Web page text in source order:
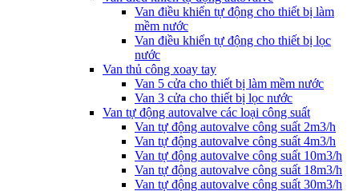
Van điều khiển tự động cho thiết bị làm
mềm nước
Van điều khiển tự động cho thiết bị lọc
nước
Van thủ công xoay tay
Van 5 cửa cho thiết bị làm mềm nước
Van 3 cửa cho thiết bị lọc nước
Van tự động autovalve các loại công suất
Van tự động autovalve công suất 2m3/h
Van tự động autovalve công suất 4m3/h
Van tự động autovalve công suất 10m3/h
Van tự động autovalve công suất 18m3/h
Van tự động autovalve công suất 30m3/h